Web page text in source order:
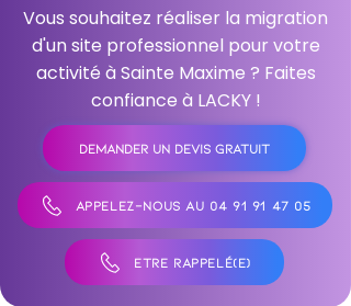
Vous souhaitez réaliser la migration
d'un site professionnel pour votre
activité à Sainte Maxime ? Faites
confiance à LACKY !
DEMANDER UN DEVIS GRATUIT
APPELEZ-NOUS AU 04 91 91 47 05
ÊTRE RAPPELÉ(E)